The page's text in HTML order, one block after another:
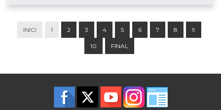
INICI 1 2 3 4 5 6 7 8 9
10 FINAL